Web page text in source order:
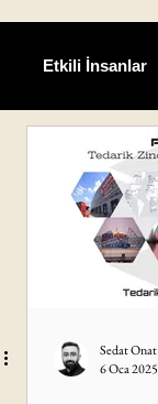
Etkili İnsanlar
Lojistik
Üretim
Sedat Onat
6 Oca 2025